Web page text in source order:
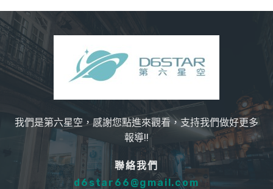
我們是第六星空，感謝您點進來觀看，支持我們做好更多
報導!!
聯絡我們
d6star66@gmail.com